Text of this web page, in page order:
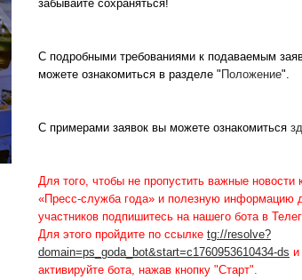
забывайте сохраняться!
С подробными требованиями к подаваемым
можете ознакомиться в разделе " Положение".
С примерами заявок вы можете ознакомиться
Для того, чтобы не пропустить важные новости
«Пресс-служба года» и полезную информацию
участников подпишитесь на нашего бота в
Для этого пройдите по ссылке tg://resolve?
domain=ps_goda_bot&start=c1760953610434-ds и
активируйте бота, нажав кнопку "Старт".